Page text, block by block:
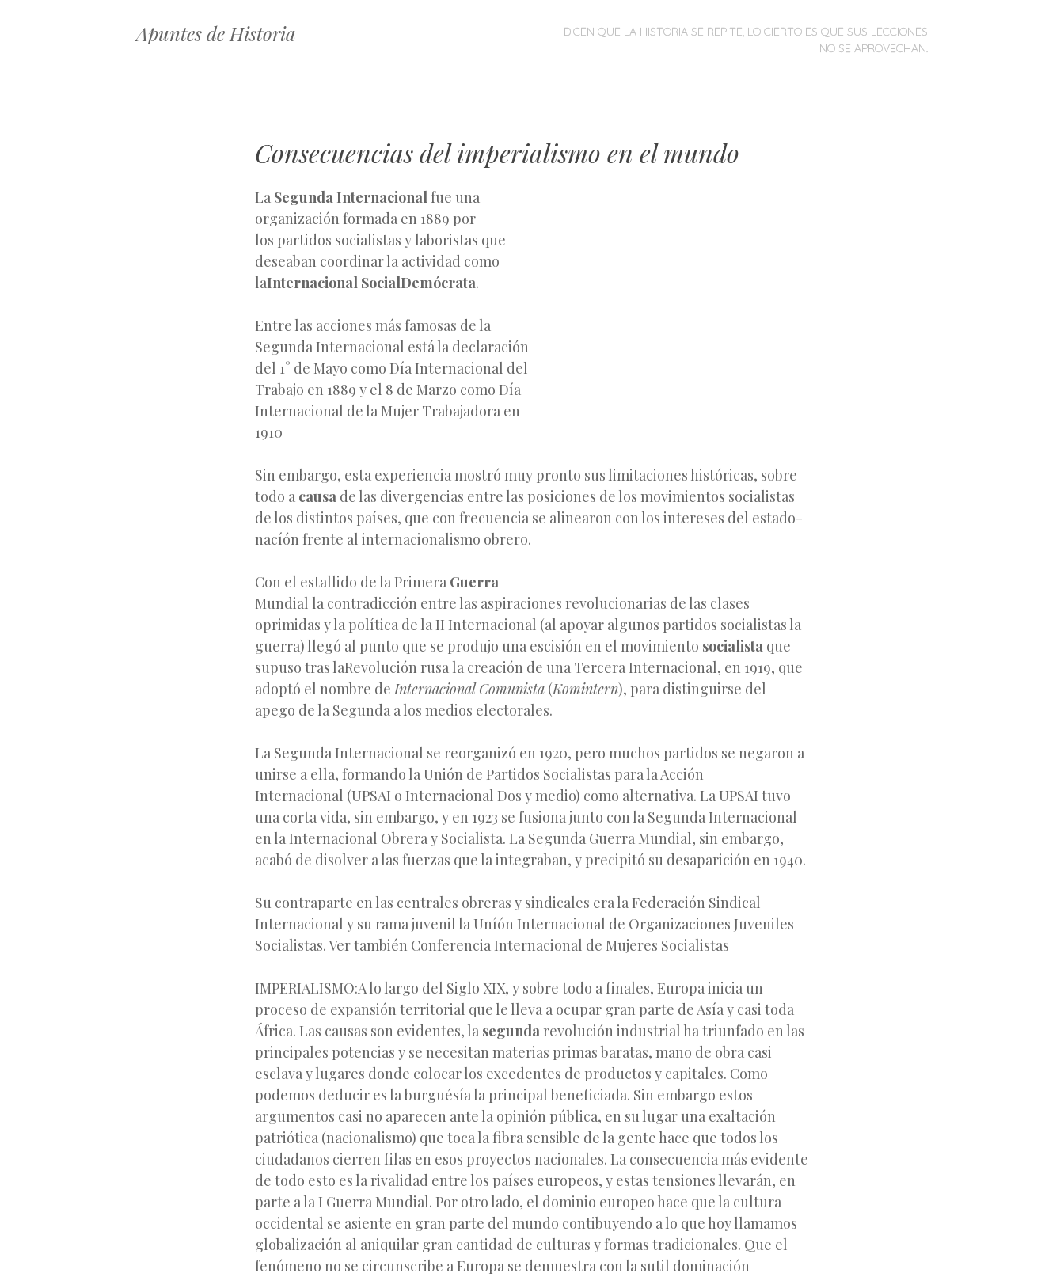
Apuntes de Historia MENÚ
SALTARDICEN QUE LA HISTORIA SE REPITE, LO CIERTO ES QUE SUS LECCIONES
NO SE APROVECHAN.
Consecuencias del imperialismo en el mundo
La Segunda Internacionalfue una
organización formada en 1889 por
los partidos socialistas y laboristas que
deseaban coordinar la actividad como
laInternacional SocialDemócrata.
Entre las acciones más famosas de la
Segunda Internacional está la declaración
del 1° de Mayo como Día Internacional del
Trabajo en 1889 y el 8 de Marzo como Día
Internacional de la Mujer Trabajadora en
1910
Sin embargo, esta experiencia mostró muy pronto sus limitaciones históricas, sobre
todo a causa de las divergencias entre las posiciones de los movimientos socialistas
de los distintos países, que con frecuencia se alinearon con los intereses del estado-
nacíón frente al internacionalismo obrero.
Con el estallido de la Primera Guerra
Mundial la contradicción entre las aspiraciones revolucionarias de las clases
oprimidas y la política de la II Internacional (al apoyar algunos partidos socialistas la
guerra) llegó al punto que se produjo una escisión en el movimiento socialista que
supuso tras laRevolución rusa la creación de una Tercera Internacional, en 1919, que
adoptó el nombre deInternacional Comunista (Komintern), para distinguirse del
apego de la Segunda a los medios electorales.
La Segunda Internacional se reorganizó en 1920, pero muchos partidos se negaron a
unirse a ella, formando la Unión de Partidos Socialistas para la Acción
Internacional (UPSAI o Internacional Dos y medio) como alternativa. La UPSAI tuvo
una corta vida, sin embargo, y en 1923 se fusiona junto con la Segunda Internacional
en la Internacional Obrera y Socialista. La Segunda Guerra Mundial, sin embargo,
acabó de disolver a las fuerzas que la integraban, y precipitó su desaparición en 1940.
Su contraparte en las centrales obreras y sindicales era la Federación Sindical
Internacional y su rama juvenil la Uníón Internacional de Organizaciones Juveniles
Socialistas. Ver también Conferencia Internacional de Mujeres Socialistas
IMPERIALISMO:A lo largo del Siglo XIX, y sobre todo a finales, Europa inicia un
proceso de expansión territorial que le lleva a ocupar gran parte de Asía y casi toda
África. Las causas son evidentes, la segunda revolución industrial ha triunfado en las
principales potencias y se necesitan materias primas baratas, mano de obra casi
esclava y lugares donde colocar los excedentes de productos y capitales. Como
podemos deducir es la burguésía la principal beneficiada. Sin embargo estos
argumentos casi no aparecen ante la opinión pública, en su lugar una exaltación
patriótica (nacionalismo) que toca la fibra sensible de la gente hace que todos los
ciudadanos cierren filas en esos proyectos nacionales. La consecuencia más evidente
de todo esto es la rivalidad entre los países europeos, y estas tensiones llevarán, en
parte a la I Guerra Mundial. Por otro lado, el dominio europeo hace que la cultura
occidental se asiente en gran parte del mundo contibuyendo a lo que hoy llamamos
globalización al aniquilar gran cantidad de culturas y formas tradicionales. Que el
fenómeno no se circunscribe a Europa se demuestra con la sutil dominación